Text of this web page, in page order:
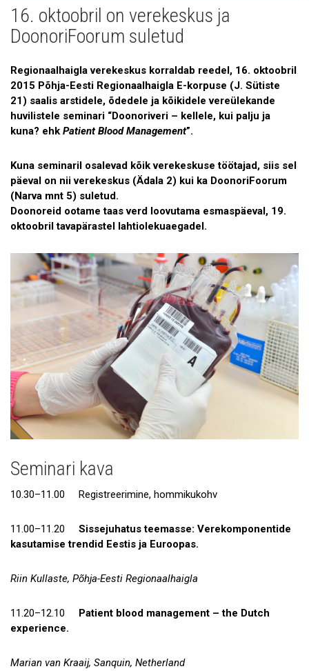
Uudised
Galerii
Koostöö
Tule tööle!
Tule ekskursioonile!
Andmekaitse
16. oktoobril on verekeskus ja
DoonoriFoorum suletud
Regionaalhaigla verekeskus korraldab reedel, 16. oktoobril
2015 Põhja-Eesti Regionaalhaigla E-korpuse (J. Sütiste
21) saalis arstidele, õdedele ja kõikidele vereülekande
huvilistele seminari “Doonoriveri – kellele, kui palju ja
kuna? ehk Patient Blood Management”.
Kuna seminaril osalevad kõik verekeskuse töötajad, siis sel
päeval on nii verekeskus (Ädala 2) kui ka DoonoriFoorum
(Narva mnt 5) suletud.
Doonoreid ootame taas verd loovutama esmaspäeval, 19.
oktoobril tavapärastel lahtiolekuaegadel.
Seminari kava
10.30–11.00 Registreerimine, hommikukohv
11.00–11.20 Sissejuhatus teemasse: Verekomponentide
kasutamise trendid Eestis ja Euroopas.
Riin Kullaste, Põhja-Eesti Regionaalhaigla
11.20–12.10 Patient blood management – the Dutch
experience.
Marian van Kraaij, Sanquin, Netherland